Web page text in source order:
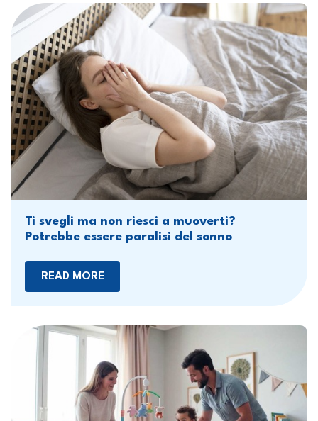
Ti svegli ma non riesci a muoverti?
Potrebbe essere paralisi del sonno
READ MORE